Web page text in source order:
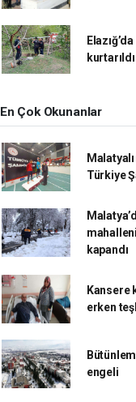
kurtarıldı
En Çok Okunanlar
Türkiye
kapandı
Kansere
erken
engeli